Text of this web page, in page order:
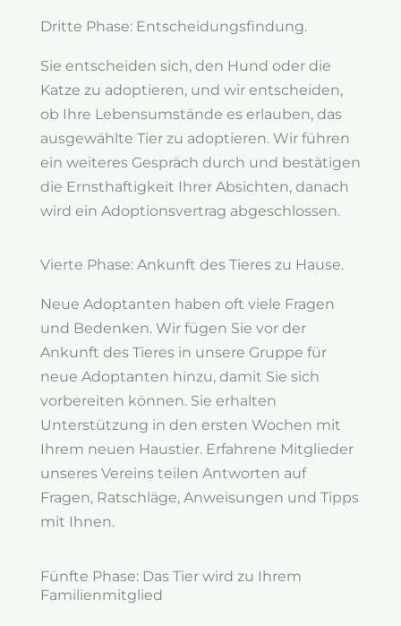
Dritte Phase: Entscheidungsfindung.
Sie entscheiden sich, den Hund oder die
Katze zu adoptieren, und wir entscheiden,
ob Ihre Lebensumstände es erlauben, das
ausgewählte Tier zu adoptieren. Wir führen
ein weiteres Gespräch durch und bestätigen
die Ernsthaftigkeit Ihrer Absichten, danach
wird ein Adoptionsvertrag abgeschlossen.
Vierte Phase: Ankunft des Tieres zu Hause.
Neue Adoptanten haben oft viele Fragen
und Bedenken. Wir fügen Sie vor der
Ankunft des Tieres in unsere Gruppe für
neue Adoptanten hinzu, damit Sie sich
vorbereiten können. Sie erhalten
Unterstützung in den ersten Wochen mit
Ihrem neuen Haustier. Erfahrene Mitglieder
unseres Vereins teilen Antworten auf
Fragen, Ratschläge, Anweisungen und Tipps
mit Ihnen.
Fünfte Phase: Das Tier wird zu Ihrem
Familienmitglied